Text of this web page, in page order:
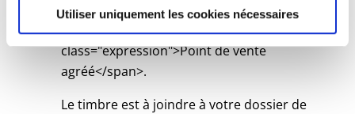
Utiliser uniquement les cookies nécessaires
électronique dans un bureau de tabac s'il
est équipé de l'application <span
class="expression">Point de vente
agréé</span>.
Le timbre est à joindre à votre dossier de